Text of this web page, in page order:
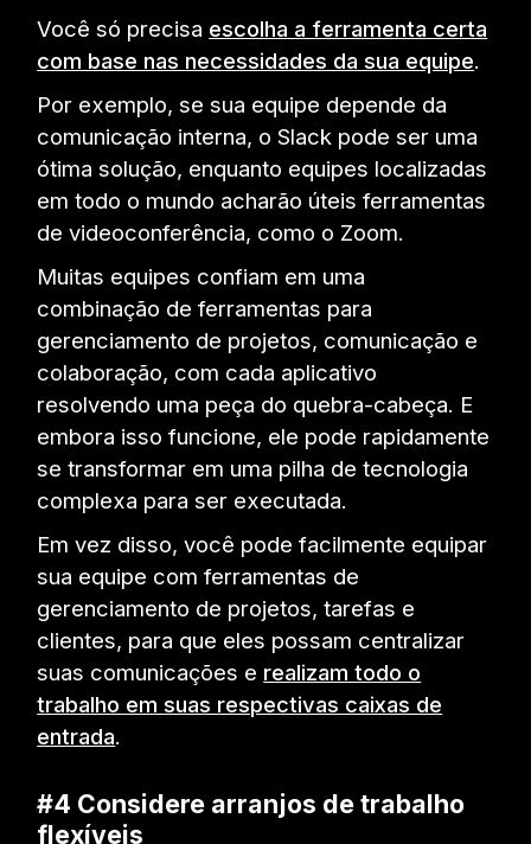
Você só precisa escolha a ferramenta certa
com base nas necessidades da sua equipe.
Por exemplo, se sua equipe depende da
comunicação interna, o Slack pode ser uma
ótima solução, enquanto equipes localizadas
em todo o mundo acharão úteis ferramentas
de videoconferência, como o Zoom.
Muitas equipes confiam em uma
combinação de ferramentas para
gerenciamento de projetos, comunicação e
colaboração, com cada aplicativo
resolvendo uma peça do quebra-cabeça. E
embora isso funcione, ele pode rapidamente
se transformar em uma pilha de tecnologia
complexa para ser executada.
Em vez disso, você pode facilmente equipar
sua equipe com ferramentas de
gerenciamento de projetos, tarefas e
clientes, para que eles possam centralizar
suas comunicações e realizam todo o
trabalho em suas respectivas caixas de
entrada.
#4 Considere arranjos de trabalho
flexíveis